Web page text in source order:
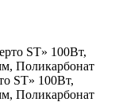
ST» 100Вт,
Поликарбонат
ST» 100Вт,
Поликарбонат